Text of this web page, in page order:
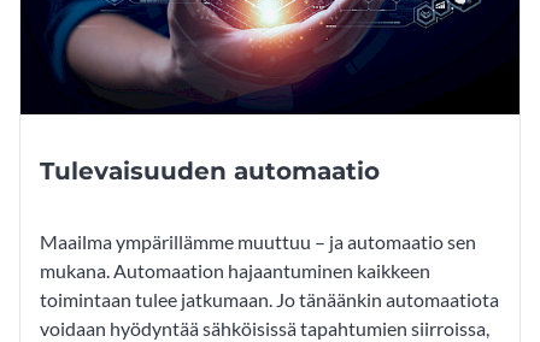
Tulevaisuuden automaatio
Maailma ympärillämme muuttuu – ja automaatio sen
mukana. Automaation hajaantuminen kaikkeen
toimintaan tulee jatkumaan. Jo tänäänkin automaatiota
voidaan hyödyntää sähköisissä tapahtumien siirroissa,